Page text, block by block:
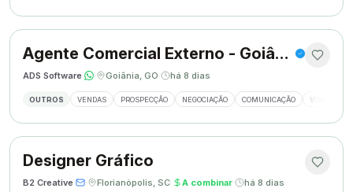
Agente Comercial Externo - Goiânia
ADS Software· · Goiânia, GO· há 8 dias
OUTROS VENDAS PROSPECÇÃO NEGOCIAÇÃO COMUNICAÇÃO VISITAS
Designer Gráfico
B2 Creative· · Florianópolis, SC· A combinar· há 8 dias